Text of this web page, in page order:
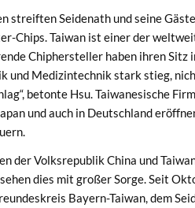
streiften Sei­de­nath und seine
Chips. Tai­wan ist ein­er der
Chipher­steller haben ihren Sitz
Medi­z­in­tech­nik stark stieg,
betonte Hsu. Tai­wane­sis­che
und auch in Deutsch­land
der Volk­sre­pub­lik Chi­na und
dies mit großer Sorge. Seit
Bay­ern-Tai­wan, dem